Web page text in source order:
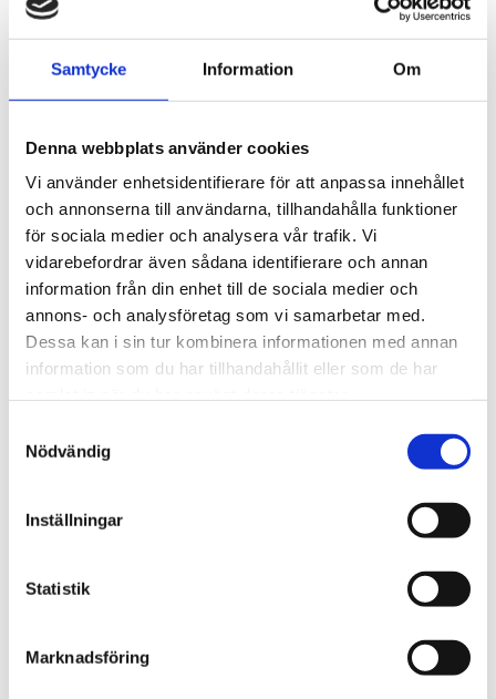
Samtycke Information Om
Denna webbplats använder cookies
Vi använder enhetsidentifierare för att anpassa innehållet
och annonserna till användarna, tillhandahålla funktioner
för sociala medier och analysera vår trafik. Vi
vidarebefordrar även sådana identifierare och annan
information från din enhet till de sociala medier och
annons- och analysföretag som vi samarbetar med.
Dessa kan i sin tur kombinera informationen med annan
information som du har tillhandahållit eller som de har
Nödvändig
Inställningar
Statistik
Marknadsföring
Övriga tätningar
Radialtätningar
Rostfri fjäder
V-ringar
Gummikragar
VK-lock
Rullningslager
Spårkullager
Sfäriska kullager
Vinkelkontaktkullager
Tvåradiga vinkelkontaktkullager
Sfäriska rullager
Cylindriska rullager
Koniska rullager
Lagerenheter och tillbehör
Ledlager
Axiallager
Nållager och tillbehör
Klämhyslor, KM-mutter och MB-brickor
MU F - PTFE, självsmörjande, fläns
MX P - POM, smörjbar, rak
BRM-10 W - Brons, fickor, tryckbricka